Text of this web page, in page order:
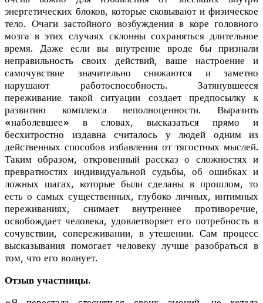
энергетических блоков, которые сковывают и физическое
тело. Очаги застойного возбуждения в коре головного
мозга в этих случаях склонны сохраняться длительное
время. Даже если вы внутренне вроде бы признали
неправильность своих действий, ваше настроение и
самочувствие значительно снижаются и заметно
нарушают работоспособность. Затянувшееся
переживание такой ситуации создает предпосылку к
развитию комплекса неполноценности. Выразить
«наболевшее» в словах, высказаться прямо и
бесхитростно издавна считалось у людей одним из
действенных способов избавления от тягостных мыслей.
Таким образом, откровенный рассказ о сложностях и
превратностях индивидуальной судьбы, об ошибках и
ложных шагах, которые были сделаны в прошлом, то
есть о самых существенных, глубоко личных, интимных
переживаниях, снимает внутреннее противоречие,
освобождает человека, удовлетворяет его потребность в
сочувствии, сопереживании, в утешении. Сам процесс
высказывания помогает человеку лучше разобраться в
том, что его волнует.
Отзыв участницы.